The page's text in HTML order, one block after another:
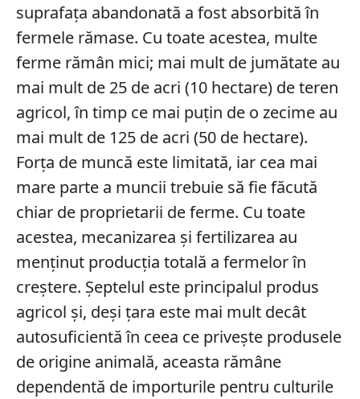
suprafața abandonată a fost absorbită în
fermele rămase. Cu toate acestea, multe
ferme rămân mici; mai mult de jumătate au
mai mult de 25 de acri (10 hectare) de teren
agricol, în timp ce mai puțin de o zecime au
mai mult de 125 de acri (50 de hectare).
Forța de muncă este limitată, iar cea mai
mare parte a muncii trebuie să fie făcută
chiar de proprietarii de ferme. Cu toate
acestea, mecanizarea și fertilizarea au
menținut producția totală a fermelor în
creștere. Șeptelul este principalul produs
agricol și, deși țara este mai mult decât
autosuficientă în ceea ce privește produsele
de origine animală, aceasta rămâne
dependentă de importurile pentru culturile